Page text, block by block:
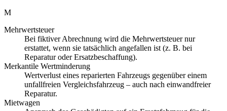
M
Mehrwertsteuer
Bei fiktiver Abrechnung wird die Mehrwertsteuer nur
erstattet, wenn sie tatsächlich angefallen ist (z. B. bei
Reparatur oder Ersatzbeschaffung).
Merkantile Wertminderung
Wertverlust eines reparierten Fahrzeugs gegenüber einem
unfallfreien Vergleichsfahrzeug – auch nach einwandfreier
Reparatur.
Mietwagen